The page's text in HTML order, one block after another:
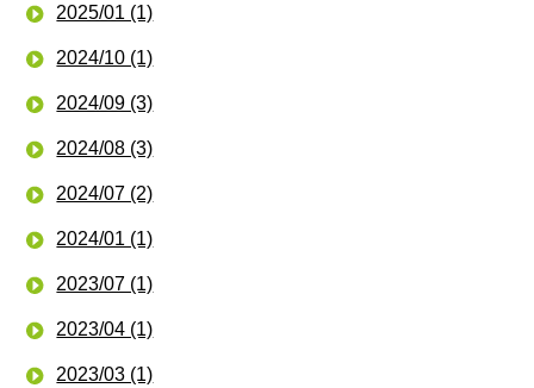
2025/01 (1)
2024/10 (1)
2024/09 (3)
2024/08 (3)
2024/07 (2)
2024/01 (1)
2023/07 (1)
2023/04 (1)
2023/03 (1)